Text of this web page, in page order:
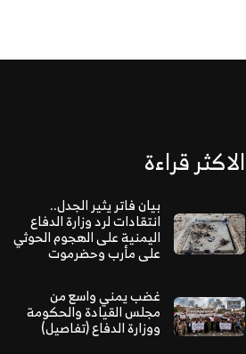
الاكثر قراءة
بيان فاتر يثير الجدل..
انتقادات لرد وزارة الدفاع
اليمنية على الهجوم الحوثي
على مأرب وحضرموت
غضب يمني واسع من
مجلس القيادة والحكومة
ووزارة الدفاع (تفاصيل)